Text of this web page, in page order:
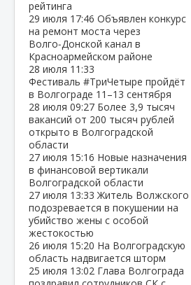
рейтинга
29 июля 17:46 Объявлен конкурс
на ремонт моста через
Волго‑Донской канал в
Красноармейском районе
28 июля 11:33
Фестиваль #ТриЧетыре пройдёт
в Волгограде 11–13 сентября
28 июля 09:27 Более 3,9 тысяч
вакансий от 200 тысяч рублей
открыто в Волгоградской
области
27 июля 15:16 Новые назначения
в финансовой вертикали
Волгоградской области
27 июля 13:33Житель Волжского
подозревается в покушении на
убийство жены с особой
жестокостью
26 июля 15:20 На Волгоградскую
область надвигается шторм
25 июля 13:02 Глава Волгограда